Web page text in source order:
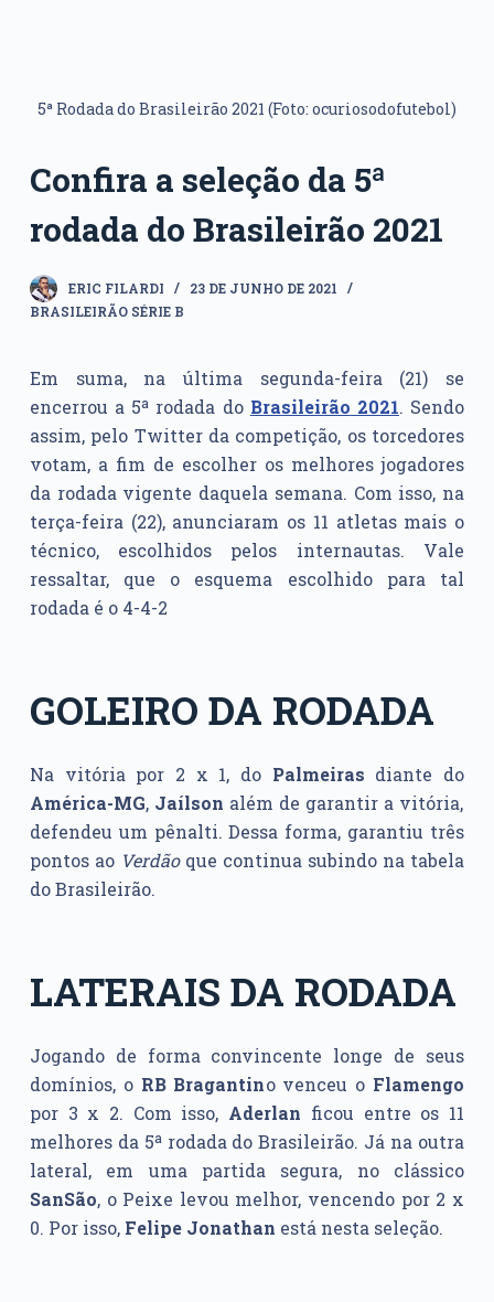
5ª Rodada do Brasileirão 2021 (Foto: ocuriosodofutebol)
Confira a seleção da 5ª
rodada do Brasileirão 2021
ERIC FILARDI
23 DE JUNHO DE 2021
BRASILEIRÃO SÉRIE B
Em suma, na última segunda-feira (21) se
encerrou a 5ª rodada do Brasileirão 2021. Sendo
assim, pelo Twitter da competição, os torcedores
votam, a fim de escolher os melhores jogadores
da rodada vigente daquela semana. Com isso, na
terça-feira (22), anunciaram os 11 atletas mais o
técnico, escolhidos pelos internautas. Vale
ressaltar, que o esquema escolhido para tal
rodada é o 4-4-2
GOLEIRO DA RODADA
Na vitória por 2 x 1, do Palmeiras diante do
América-MG, Jaílson além de garantir a vitória,
defendeu um pênalti. Dessa forma, garantiu três
pontos ao Verdãoque continua subindo na tabela
do Brasileirão.
LATERAIS DA RODADA
Jogando de forma convincente longe de seus
domínios, o RB Bragantino venceu o Flamengo
por 3 x 2. Com isso, Aderlan ficou entre os 11
melhores da 5ª rodada do Brasileirão. Já na outra
lateral, em uma partida segura, no clássico
SanSão, o Peixe levou melhor, vencendo por 2 x
0. Por isso, Felipe Jonathan está nesta seleção.